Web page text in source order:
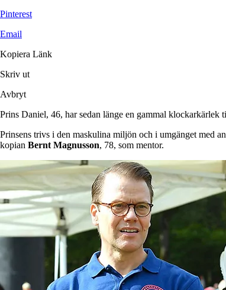
Pinterest
Email
Kopiera Länk
Skriv ut
Avbryt
Prins Daniel, 46, har sedan länge en gammal klockarkärlek
Prinsens trivs i den maskulina miljön och i umgänget med
kopian Bernt Magnusson, 78, som mentor.